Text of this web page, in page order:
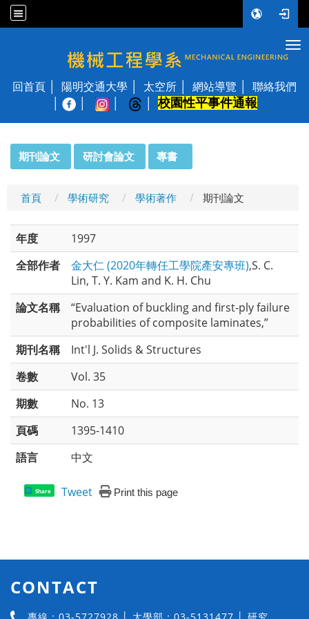
國立陽明交通大學 機械工程學系
回首頁 陽明交通大學 太空所 網站導覽
聯絡我們
校園性平事件通報
期刊論文 研討會論文 專書
首頁 學術研究 學術著作 期刊論文
年度
1997
全部作者
金大仁 (2020年轉任工學院產安專班),S. C.
Lin, T. Y. Kam and K. H. Chu
論文名稱
“Evaluation of buckling and first-ply failure
probabilities of composite laminates,”
期刊名稱
Int'l J. Solids & Structures
卷數
Vol. 35
期數
No. 13
頁碼
1395-1410
語言
中文
Share Tweet Print this page
CONTACT